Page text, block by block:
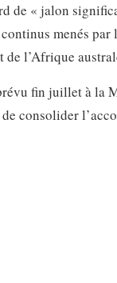
de « jalon
menés
de l’Afrique
fin juillet à la
consolider